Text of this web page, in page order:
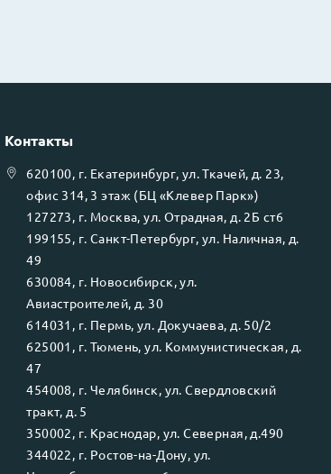
Контакты
620100, г. Екатеринбург, ул.Ткачей, д. 23,
офис 314, 3 этаж (БЦ «Клевер Парк»)
127273, г. Москва, ул. Отрадная, д. 2Б ст6
199155, г. Санкт-Петербург, ул. Наличная, д.
49
630084, г. Новосибирск, ул.
Авиастроителей, д. 30
614031 , г. Пермь, ул. Докучаева, д. 50/2
625001 , г. Тюмень, ул. Коммунистическая, д.
47
454008, г. Челябинск, ул.Свердловский
тракт, д. 5
350002, г. Краснодар, ул.Северная, д.490
344022, г. Ростов-на-Дону, ул.